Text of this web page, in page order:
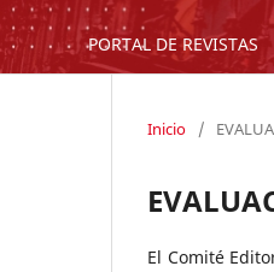
PORTAL DE REVISTAS
Inicio /
El Comité